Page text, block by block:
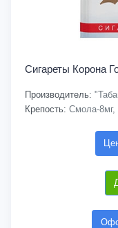
Сигареты Корона
Производитель:
Крепость: Смола-8мг,